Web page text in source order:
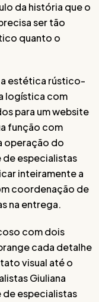
da história que o
ser tão
quanto o
estética rústico-
logística com
para um website
função com
operação do
de especialistas
inteiramente a
coordenação de
na entrega.
com dois
cada detalhe
visual até o
Giuliana
de especialistas